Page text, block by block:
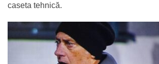
caseta tehnică.